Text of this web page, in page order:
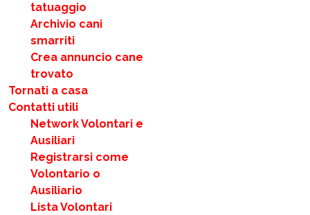
tatuaggio
Archivio cani
smarriti
Crea annuncio cane
trovato
Tornati a casa
Contatti utili
Network Volontari e
Ausiliari
Registrarsi come
Volontario o
Ausiliario
Lista Volontari